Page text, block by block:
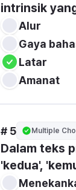
intrinsik
Alur
Gaya
Latar
Amanat
# 5 Multiple
Dalam teks
'kedua',